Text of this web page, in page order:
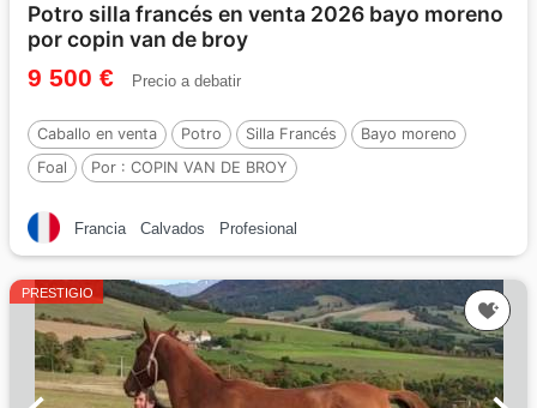
Potro silla francés en venta 2026 bayo moreno
por copin van de broy
9 500 € Precio a debatir
Caballo en venta Potro Silla Francés
Bayo moreno
Foal
Por : COPIN VAN DE BROY
Francia Calvados Profesional
PRESTIGIO